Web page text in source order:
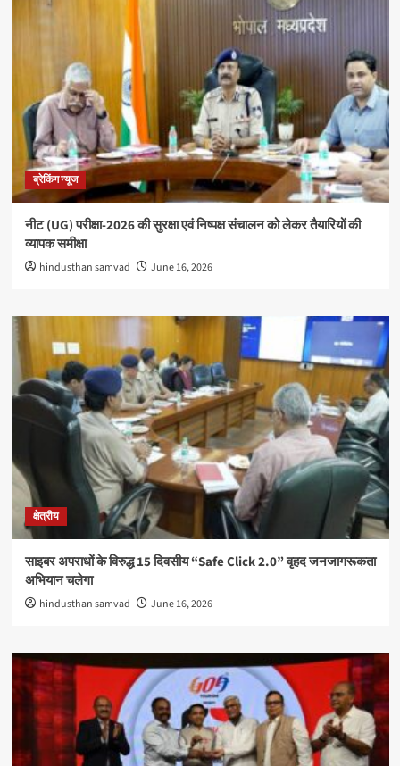
ब्रेकिंग न्यूज
नीट (UG) परीक्षा-2026 की सुरक्षा एवं निष्पक्ष संचालन को लेकर तैयारियों की
व्यापक समीक्षा
hindusthan samvad June 16, 2026
क्षेत्रीय
साइबर अपराधों के विरुद्ध 15 दिवसीय “Safe Click 2.0” वृहद जनजागरूकता
अभियान चलेगा
hindusthan samvad June 16, 2026